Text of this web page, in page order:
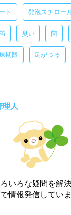
ト 発泡スチロー
臭い 菌
期限 足がつる
理人
いろな疑問を解
情報発信してい